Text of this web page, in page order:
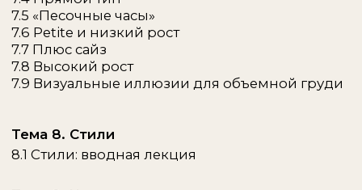
Тема 9. Линии внешности
10.1 Типология Кибби
все, что нам нужно для работы
8 тем включают 10 видео-уроков